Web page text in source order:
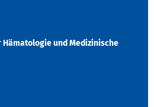
Hämatologie und Medizinische